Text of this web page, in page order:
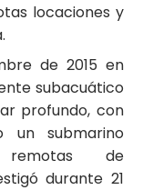
locaciones y
de 2015 en
subacuático
profundo, con
un submarino
de
durante 21